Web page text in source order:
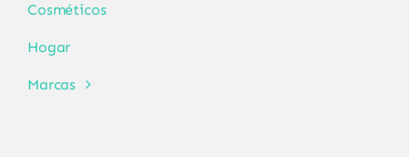
Cosméticos
Hogar
Marcas